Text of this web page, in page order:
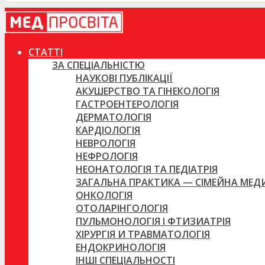
СТАТТІ
ЗА СПЕЦІАЛЬНІСТЮ
НАУКОВІ ПУБЛІКАЦІЇ
АКУШЕРСТВО ТА ГІНЕКОЛОГІЯ
ГАСТРОЕНТЕРОЛОГІЯ
ДЕРМАТОЛОГІЯ
КАРДІОЛОГІЯ
НЕВРОЛОГІЯ
НЕФРОЛОГІЯ
НЕОНАТОЛОГІЯ ТА ПЕДІАТРІЯ
ЗАГАЛЬНА ПРАКТИКА — СІМЕЙНА
ОНКОЛОГІЯ
ОТОЛАРІНГОЛОГІЯ
ПУЛЬМОНОЛОГІЯ І ФТИЗИАТРІЯ
ХІРУРГІЯ И ТРАВМАТОЛОГІЯ
ЕНДОКРИНОЛОГІЯ
ІНШІ СПЕЦІАЛЬНОСТІ